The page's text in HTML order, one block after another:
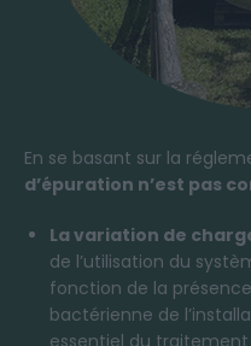
En se basant sur la
d’épuration n’est pas
La variation de
de l’utilisation du
fonction de la
bactérienne de
essentiel du traitement